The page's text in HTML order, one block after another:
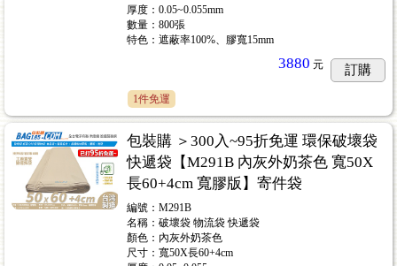
厚度：0.05~0.055mm
數量：800張
特色：遮蔽率100%、膠寬15mm
3880 元 訂購
1件免運
包裝購 ＞300入~95折免運 環保破壞袋
快遞袋【M291B 內灰外奶茶色 寬50X
長60+4cm 寬膠版】寄件袋
編號：M291B
名稱：破壞袋 物流袋 快遞袋
顏色：內灰外奶茶色
尺寸：寬50X長60+4cm